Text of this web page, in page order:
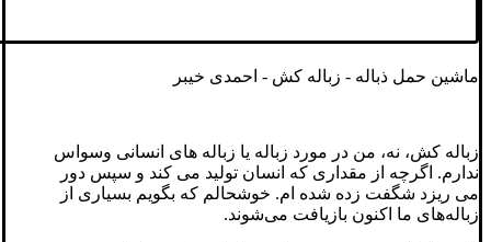
ماشین حمل ذباله - زباله کش - احمدی خیبر
زباله کش، نه، من در مورد زباله یا زباله های انسانی وسواس
ندارم. اگرچه از مقداری که انسان تولید می کند و سپس دور
می ریزد شگفت زده شده ام. خوشحالم که بگویم بسیاری از
زباله‌های ما اکنون بازیافت می‌شوند.